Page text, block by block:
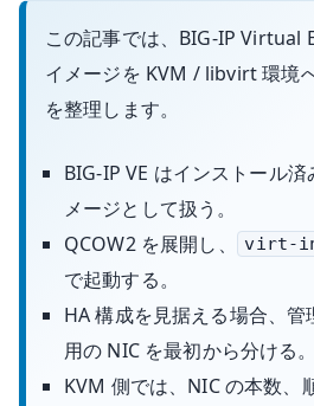
この記事では、BIG-IP Virtual
イメージを KVM / libvirt 環境
を整理します。
BIG-IP VE はインストール
メージとして扱う。
QCOW2 を展開し、
virt-
で起動する。
HA 構成を見据える場合、
用の NIC を最初から分ける。
KVM 側では、NIC の本数、